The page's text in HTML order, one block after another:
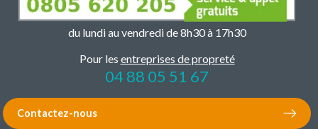
du lundi au vendredi de 8h30 à 17h30
Pour les entreprises de propreté
04 88 05 51 67
Contactez-nous